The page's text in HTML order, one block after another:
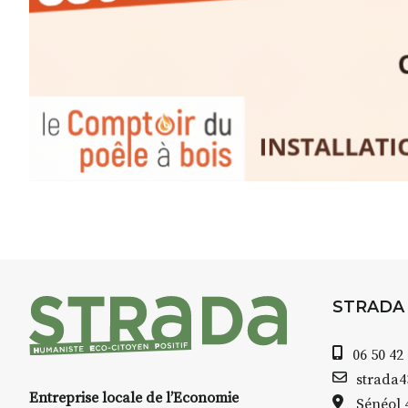
aquarelle, encre, ou contenu
Le programme :
8h : rendez-vous au point de
Et si le temps se gâte : un
permettra de continuer à créer.
À partir de 90€/jour(soit 270€
Minimum 8 personnes – sans
Entreprise locale de l’Economie
STRADA
06 50 42